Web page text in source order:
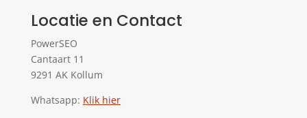
Locatie en Contact
PowerSEO
Cantaart 11
9291 AK Kollum
Whatsapp: Klik hier